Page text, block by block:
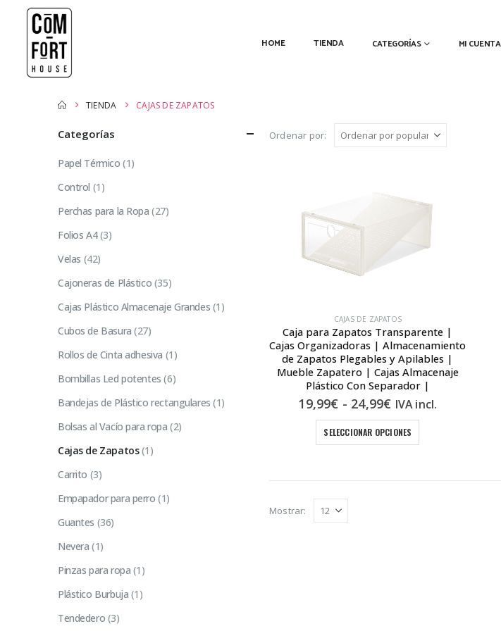
HOME TIENDA CATEGORÍAS MI CUENTA
TIENDA CAJAS DE ZAPATOS
Ordenar por:
CAJAS DE ZAPATOS
Caja para Zapatos Transparente |
Cajas Organizadoras | Almacenamiento
de Zapatos Plegables y Apilables |
Mueble Zapatero | Cajas Almacenaje
Plástico Con Separador |
19,99€ - 24,99€Rango
de
precios:
desde
24,99€
IVA incl.
SELECCIONAR OPCIONES
producto
Mostrar:
Categorías
Papel Térmico (1)
Control (1)
Perchas para la Ropa (27)
Folios A4(3)
Velas (42)
Cajoneras de Plástico (35)
Cajas Plástico Almacenaje Grandes (1)
Cubos de Basura (27)
Rollos de Cinta adhesiva (1)
Bombillas Led potentes (6)
Bandejas de Plástico rectangulares (1)
Bolsas al Vacío para ropa (2)
Cajas de Zapatos(1)
Carrito (3)
Empapador para perro (1)
Guantes (36)
Nevera (1)
Pinzas para ropa (1)
Plástico Burbuja (1)
Tendedero (3)